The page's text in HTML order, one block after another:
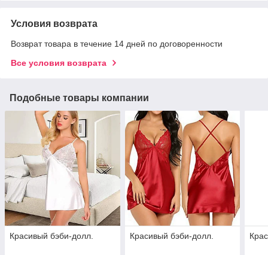
Условия возврата
Возврат товара в течение 14 дней по договоренности
Все условия возврата
Подобные товары компании
Красивый бэби-долл. Красивый бэби-долл.